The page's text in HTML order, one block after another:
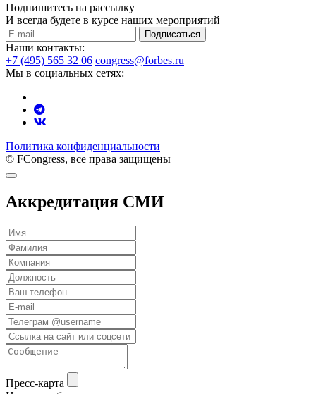
Подпишитесь на рассылку
И всегда будете в курсе наших мероприятий
Подписаться
Наши контакты:
+7 (495) 565 32 06 congress@forbes.ru
Мы в социальных сетях:
Политика конфиденциальности
© FCongress, все права защищены
Аккредитация СМИ
Пресс-карта